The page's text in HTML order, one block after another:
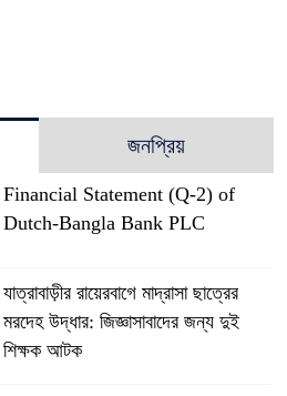
জনপ্রিয়
Financial Statement (Q-2) of
Dutch-Bangla Bank PLC
যাত্রাবাড়ীর রায়েরবাগে মাদ্রাসা ছাত্রের
মরদেহ উদ্ধার: জিজ্ঞাসাবাদের জন্য দুই
শিক্ষক আটক